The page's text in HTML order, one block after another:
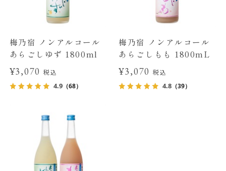
梅乃宿 ノンアルコール
あらごしゆず 1800ml
¥3,070税込
4.9（68）
梅乃宿 ノンアルコール
あらごしもも 1800mL
¥3,070 税込
4.8 （39）